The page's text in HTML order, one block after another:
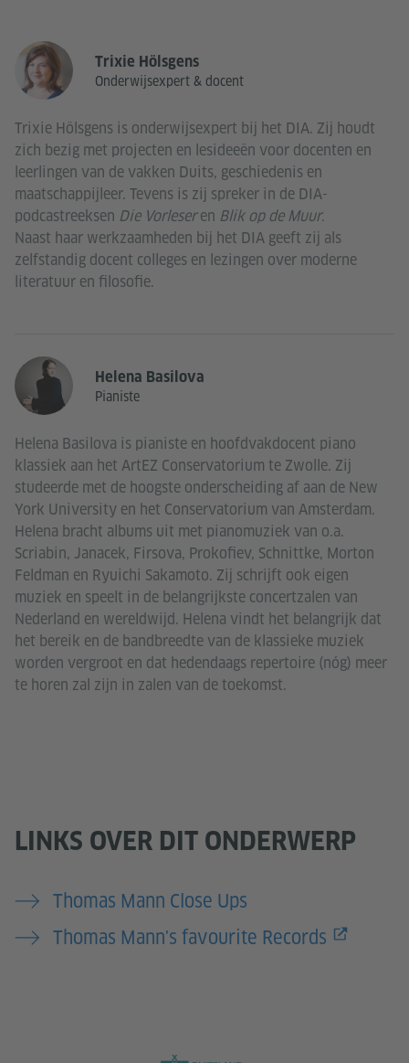
Trixie Hölsgens
Onderwijsexpert & docent
Trixie Hölsgens is onderwijsexpert bij het DIA. Zij houdt
zich bezig met projecten en lesideeën voor docenten en
leerlingen van de vakken Duits, geschiedenis en
maatschappijleer. Tevens is zij spreker in de DIA-
podcastreeksen Die Vorleseren Blik op de Muur.
Naast haar werkzaamheden bij het DIA geeft zij als
zelfstandig docent colleges en lezingen over moderne
literatuur en filosofie.
Helena Basilova
Pianiste
Helena Basilova is pianiste en hoofdvakdocent piano
klassiek aan het ArtEZ Conservatorium te Zwolle. Zij
studeerde met de hoogste onderscheiding af aan de New
York University en het Conservatorium van Amsterdam.
Helena bracht albums uit met pianomuziek van o.a.
Scriabin, Janacek, Firsova, Prokoﬁev, Schnittke, Morton
Feldman en Ryuichi Sakamoto. Zij schrijft ook eigen
muziek en speelt in de belangrijkste concertzalen van
Nederland en wereldwijd. Helena vindt het belangrijk dat
het bereik en de bandbreedte van de klassieke muziek
worden vergroot en dat hedendaags repertoire (nóg) meer
te horen zal zijn in zalen van de toekomst.
LINKS OVER DIT ONDERWERP
Thomas Mann Close Ups
Thomas Mann's favourite Records